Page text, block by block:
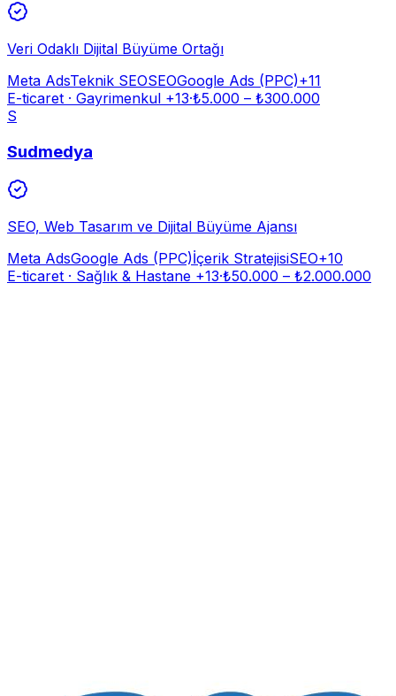
Veri Odaklı Dijital Büyüme Ortağı
Meta AdsTeknik SEOSEOGoogle Ads (PPC)+11
E-ticaret · Gayrimenkul +13·₺5.000 – ₺300.000
S
Sudmedya
SEO, Web Tasarım ve Dijital Büyüme Ajansı
Meta AdsGoogle Ads (PPC)İçerik StratejisiSEO+10
E-ticaret · Sağlık & Hastane +13·₺50.000 – ₺2.000.000